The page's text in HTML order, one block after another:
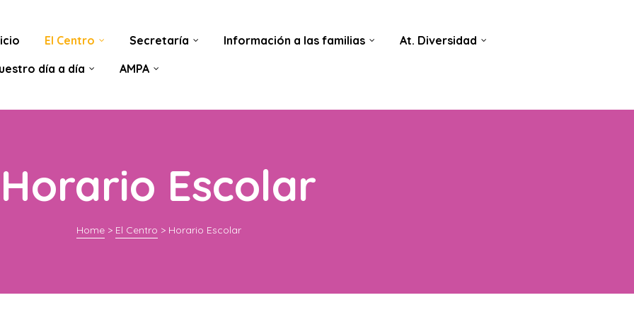
El Centro Secretaría Información a las familias
At. Diversidad
día a día
AMPA
Horario Escolar
Home> El Centro > Horario Escolar